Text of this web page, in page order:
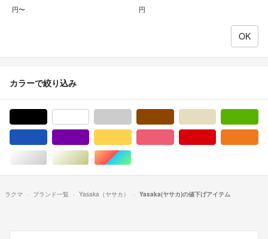
円〜 円
カラーで絞り込み
シルバー/銀色系ゴールド/金色系マルチカラー
ラクマ ブランド一覧 Yasaka（ヤサカ） Yasaka(ヤサカ)の値下げアイテム